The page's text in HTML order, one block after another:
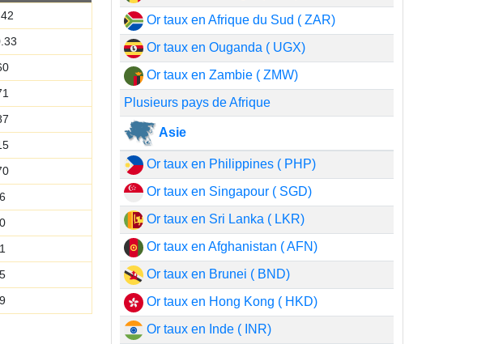
Or taux en Afrique du Sud ( ZAR)
Or taux en Ouganda ( UGX)
Or taux en Zambie ( ZMW)
Plusieurs pays de Afrique
Asie
Or taux en Philippines ( PHP)
Or taux en Singapour ( SGD)
Or taux en Sri Lanka ( LKR)
Or taux en Afghanistan ( AFN)
Or taux en Brunei ( BND)
Or taux en Hong Kong ( HKD)
Or taux en Inde ( INR)